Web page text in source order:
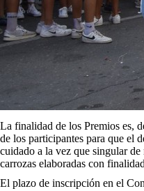
La finalidad de los Premios es,
de los participantes para que el
cuidado a la vez que singular
carrozas elaboradas con
El plazo de inscripción en el